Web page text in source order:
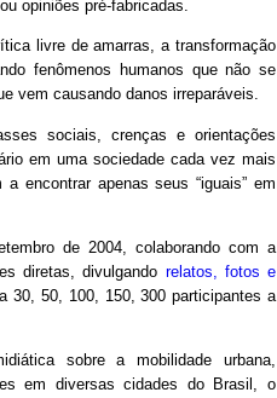
opiniões pré-fabricadas.
livre de amarras, a transformação
fenômenos humanos que não se
vem causando danos irreparáveis.
sociais, crenças e orientações
em uma sociedade cada vez mais
encontrar apenas seus “iguais” em
de 2004, colaborando com a
diretas, divulgando relatos, fotos e
30, 50, 100, 150, 300 participantes a
sobre a mobilidade urbana,
em diversas cidades do Brasil, o